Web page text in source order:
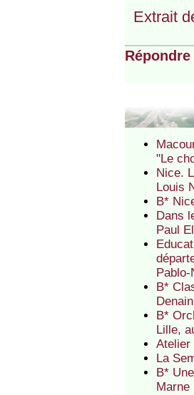
Extrait
"Le
Nice.
Louis
B*
Dans
Paul
B*
B*
Lille,
Atelier
La
B*
Marne